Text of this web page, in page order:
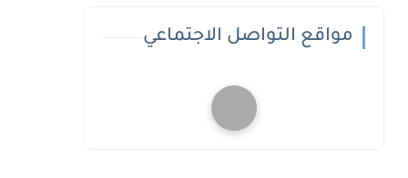
مواقع التواصل الاجتماعي